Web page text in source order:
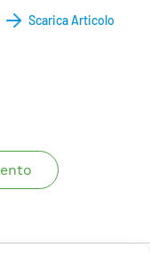
Scarica Articolo